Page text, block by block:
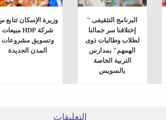
البرنامج التثقيفى "
إختلافنا سر جمالنا
لطلاب وطالبات ذوى
الهمهم" بمدارس
التربية الخاصة
بالسويس
وزيرة الإسكان تتابع
شركة HDP مبيعات
وتسويق مشروعات
المدن الجديدة
التعليقات